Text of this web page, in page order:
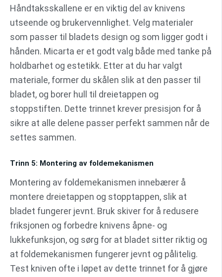
Håndtaksskallene er en viktig del av knivens
utseende og brukervennlighet. Velg materialer
som passer til bladets design og som ligger godt i
hånden. Micarta er et godt valg både med tanke på
holdbarhet og estetikk. Etter at du har valgt
materiale, former du skålen slik at den passer til
bladet, og borer hull til dreietappen og
stoppstiften. Dette trinnet krever presisjon for å
sikre at alle delene passer perfekt sammen når de
settes sammen.
Trinn 5: Montering av foldemekanismen
Montering av foldemekanismen innebærer å
montere dreietappen og stopptappen, slik at
bladet fungerer jevnt. Bruk skiver for å redusere
friksjonen og forbedre knivens åpne- og
lukkefunksjon, og sørg for at bladet sitter riktig og
at foldemekanismen fungerer jevnt og pålitelig.
Test kniven ofte i løpet av dette trinnet for å gjøre